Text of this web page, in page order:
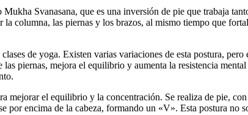
Svanasana, que es una inversión de pie que trabaja
columna, las piernas y los brazos, al mismo tiempo que
de yoga. Existen varias variaciones de esta postura,
piernas, mejora el equilibrio y aumenta la resistencia
mejorar el equilibrio y la concentración. Se realiza de pie,
por encima de la cabeza, formando un «V». Esta postura